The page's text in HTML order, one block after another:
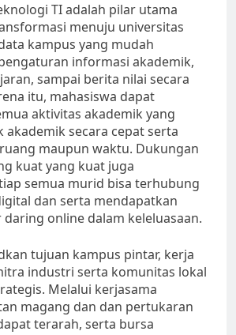
TI adalah pilar utama
menuju universitas
kampus yang mudah
informasi akademik,
sampai berita nilai secara
itu, mahasiswa dapat
aktivitas akademik yang
secara cepat serta
maupun waktu. Dukungan
kuat yang kuat juga
semua murid bisa terhubung
dan serta mendapatkan
online dalam keleluasaan.
tujuan kampus pintar, kerja
industri serta komunitas lokal
Melalui kerjasama
magang dan dan pertukaran
terarah, serta bursa